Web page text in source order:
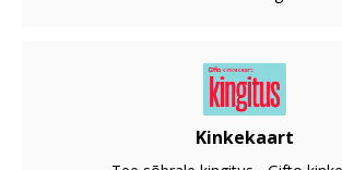
Kinkekaart